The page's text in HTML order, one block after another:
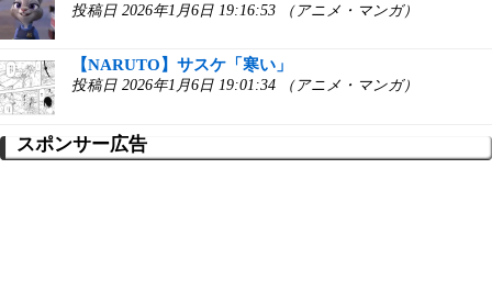
投稿日 2026年1月6日 19:16:53 （アニメ・マンガ）
【NARUTO】サスケ「寒い」
投稿日 2026年1月6日 19:01:34 （アニメ・マンガ）
スポンサー広告